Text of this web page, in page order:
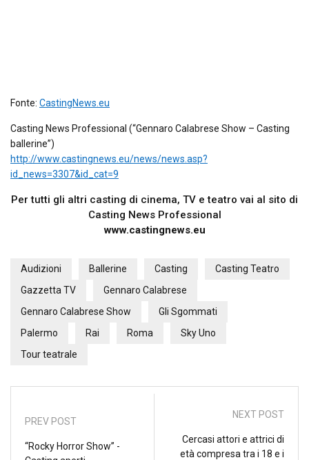
Fonte: CastingNews.eu
Casting News Professional (“Gennaro Calabrese Show – Casting
ballerine”)
http://www.castingnews.eu/news/news.asp?
id_news=3307&id_cat=9
Per tutti gli altri casting di cinema, TV e teatro vai al sito di
Casting News Professional
www.castingnews.eu
Audizioni Ballerine Casting
Casting Teatro
Gazzetta TV
Gennaro Calabrese
Gennaro Calabrese Show
Gli Sgommati
Palermo
Rai Roma
Sky Uno
Tour teatrale
PREV POST
“Rocky Horror Show” -
NEXT POST
Cercasi attori e attrici di
età compresa tra i 18 e i